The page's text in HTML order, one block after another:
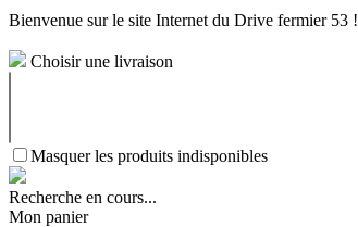
Bienvenue sur le site Internet du Drive fermier 53 !
Choisir une livraison
Masquer les produits indisponibles
Recherche en cours...
Mon panier